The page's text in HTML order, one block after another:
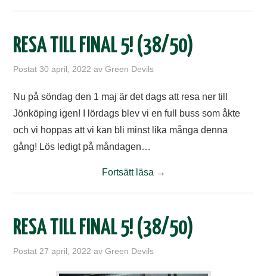
RESA TILL FINAL 5! (38/50)
Postat30 april, 2022 avGreen Devils
Nu på söndag den 1 maj är det dags att resa ner till
Jönköping igen! I lördags blev vi en full buss som åkte
och vi hoppas att vi kan bli minst lika många denna
gång! Lös ledigt på måndagen…
Fortsätt läsa →
RESA TILL FINAL 5! (38/50)
Postat 27 april, 2022 avGreen Devils